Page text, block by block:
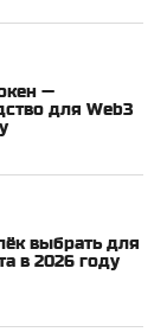
—
для Web3
выбрать для
в 2026 году